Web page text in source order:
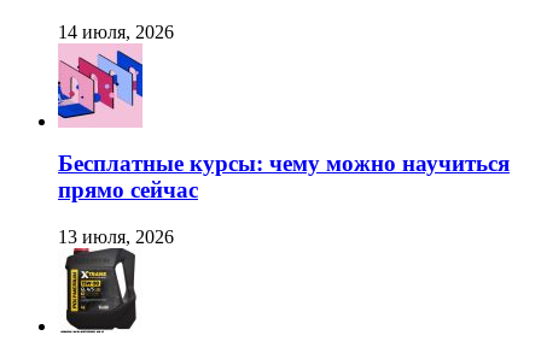
14 июля, 2026
Бесплатные курсы: чему можно научиться
прямо сейчас
13 июля, 2026